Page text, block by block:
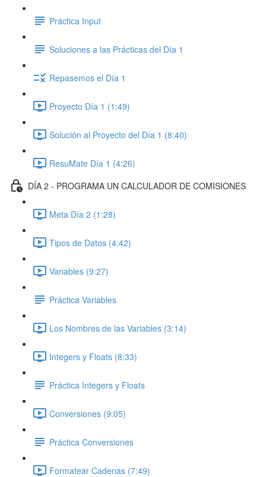
Práctica Input
Soluciones a las Prácticas del Día 1
Repasemos el Día 1
Proyecto Día 1 (1:49)
Solución al Proyecto del Día 1 (8:40)
ResuMate Día 1 (4:26)
DÍA 2 - PROGRAMA UN CALCULADOR DE COMISIONES
Meta Día 2 (1:28)
Tipos de Datos (4:42)
Variables (9:27)
Práctica Variables
Los Nombres de las Variables (3:14)
Integers y Floats (8:33)
Práctica Integers y Floats
Conversiones (9:05)
Práctica Conversiones
Formatear Cadenas (7:49)